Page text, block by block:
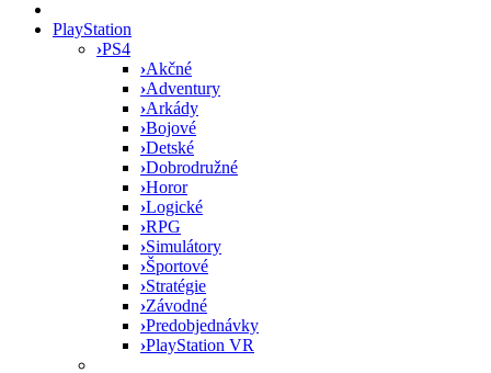
PlayStation
›PS4
›Akčné
›Adventury
›Arkády
›Bojové
›Detské
›Dobrodružné
›Horor
›Logické
›RPG
›Simulátory
›Športové
›Stratégie
›Závodné
›Predobjednávky
›PlayStation VR